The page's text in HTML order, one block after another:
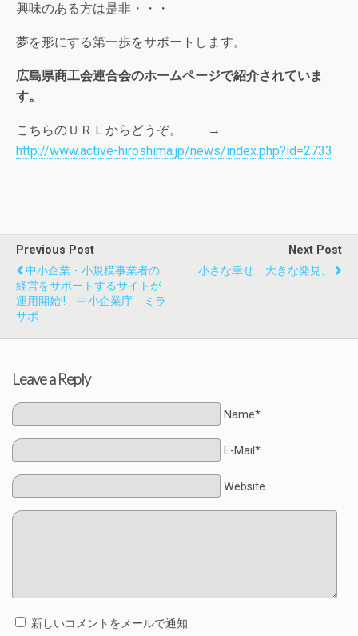
興味のある方は是非・・・
夢を形にする第一歩をサポートします。
広島県商工会連合会のホームページで紹介されていま
す。
こちらのＵＲＬからどうぞ。
→
http://www.active-hiroshima.jp/news/index.php?id=2733
Previous Post
中小企業・小規模事業者の
経営をサポートするサイトが
運用開始!! 中小企業庁 ミラ
サポ
Next Post
小さな幸せ、大きな発見。
Leave a Reply
Name*
E-Mail*
Website
新しいコメントをメールで通知